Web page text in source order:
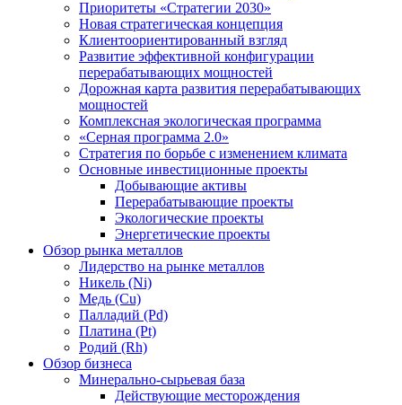
Приоритеты «Стратегии 2030»
Новая стратегическая концепция
Клиентоориентированный взгляд
Развитие эффективной конфигурации
перерабатывающих мощностей
Дорожная карта развития перерабатывающих
мощностей
Комплексная экологическая программа
«Серная программа 2.0»
Стратегия по борьбе с изменением климата
Основные инвестиционные проекты
Добывающие активы
Перерабатывающие проекты
Экологические проекты
Энергетические проекты
Обзор рынка металлов
Лидерство на рынке металлов
Никель (Ni)
Медь (Cu)
Палладий (Pd)
Платина (Pt)
Родий (Rh)
Обзор бизнеса
Минерально-сырьевая база
Действующие месторождения